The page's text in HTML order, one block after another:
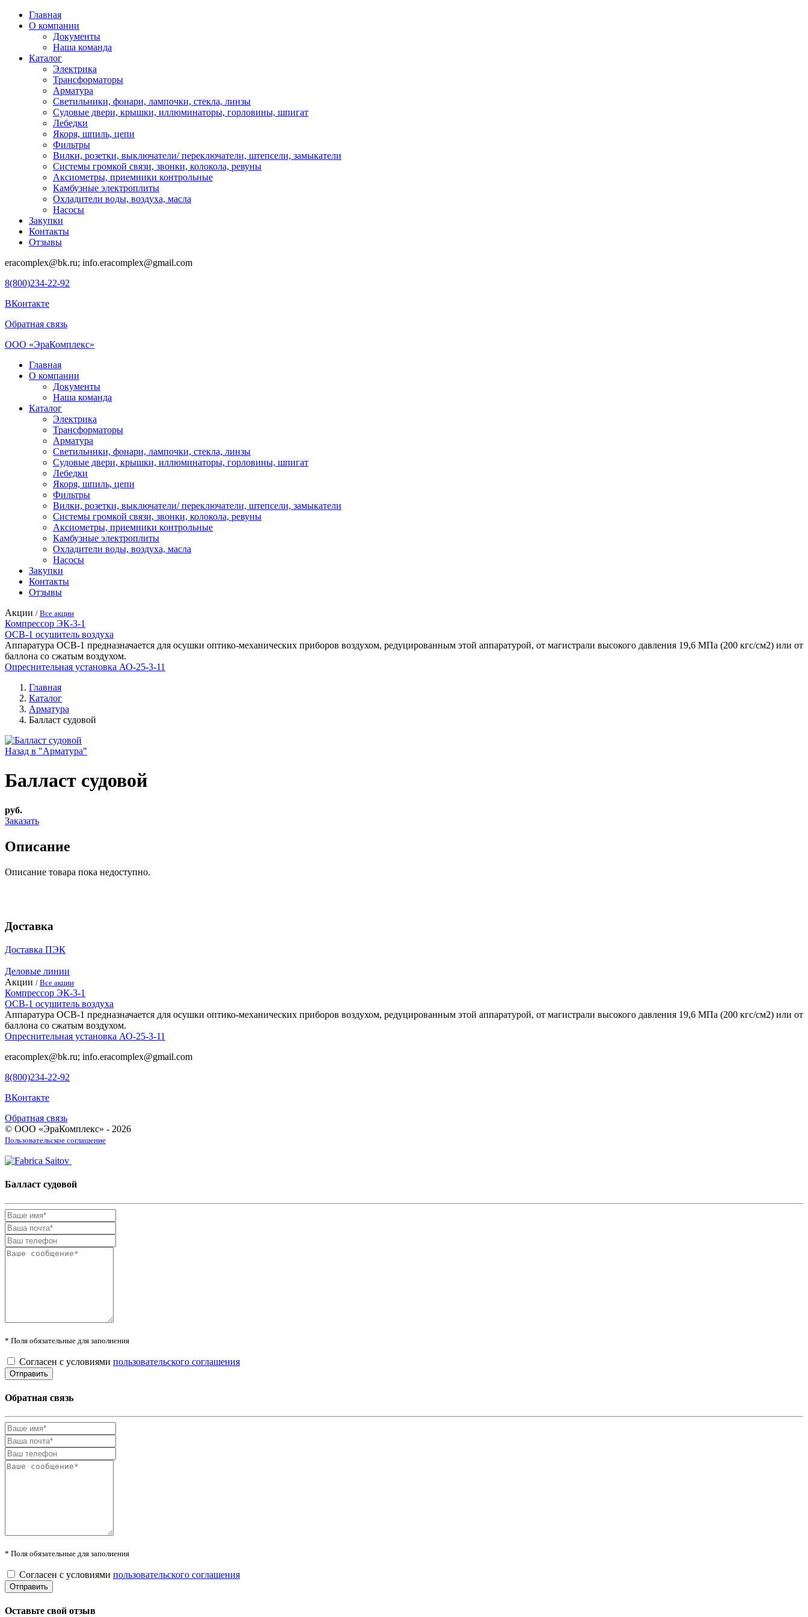
Главная
О компании
Документы
Наша команда
Каталог
Электрика
Трансформаторы
Арматура
Светильники, фонари, лампочки, стекла, линзы
Судовыe двери, крышки, иллюминаторы, горловины, шпигат
Лебедки
Якоря, шпиль, цепи
Фильтры
Вилки, розетки, выключатели/ переключатели, штепсели, замыкатели
Системы громкой связи, звонки, колокола, ревуны
Аксиометры, приемники контрольные
Камбузные электроплиты
Охладители воды, воздуха, масла
Насосы
Закупки
Контакты
Отзывы
eracomplex@bk.ru; info.eracomplex@gmail.com
8(800)234-22-92
ВКонтакте
Обратная связь
ООО «ЭраКомплекс»
Главная
О компании
Документы
Наша команда
Каталог
Электрика
Трансформаторы
Арматура
Светильники, фонари, лампочки, стекла, линзы
Судовыe двери, крышки, иллюминаторы, горловины, шпигат
Лебедки
Якоря, шпиль, цепи
Фильтры
Вилки, розетки, выключатели/ переключатели, штепсели, замыкатели
Системы громкой связи, звонки, колокола, ревуны
Аксиометры, приемники контрольные
Камбузные электроплиты
Охладители воды, воздуха, масла
Насосы
Закупки
Контакты
Отзывы
Акции / Все акции
Компрессор ЭК-3-1
ОСВ-1 осушитель воздуха
Аппаратура ОСВ-1 предназначается для осушки оптико-механических приборов воздухом, редуцированным этой аппаратурой, от магистрали высокого давления 19,6 МПа (200 кгс/см2) или от
баллона со сжатым воздухом.
Опреснительная установка АО-25-3-11
Главная
Каталог
Арматура
Балласт судовой
Назад в "Арматура"
Балласт судовой
руб.
Заказать
Описание
Описание товара пока недоступно.
Доставка
Доставка ПЭК
Деловые линии
Акции / Все акции
Компрессор ЭК-3-1
ОСВ-1 осушитель воздуха
Аппаратура ОСВ-1 предназначается для осушки оптико-механических приборов воздухом, редуцированным этой аппаратурой, от магистрали высокого давления 19,6 МПа (200 кгс/см2) или от
баллона со сжатым воздухом.
Опреснительная установка АО-25-3-11
eracomplex@bk.ru; info.eracomplex@gmail.com
8(800)234-22-92
ВКонтакте
Обратная связь
© ООО «ЭраКомплекс» - 2026
Пользовательское соглашение
Балласт судовой
* Поля обязательные для заполнения
Согласен с условиями пользовательского соглашения
Обратная связь
* Поля обязательные для заполнения
Согласен с условиями пользовательского соглашения
Оставьте свой отзыв